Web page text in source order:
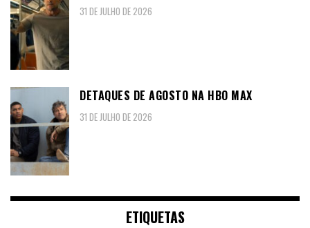
31 DE JULHO DE 2026
DETAQUES DE AGOSTO NA HBO MAX
31 DE JULHO DE 2026
ETIQUETAS